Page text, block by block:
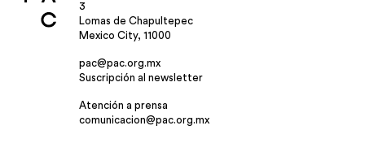
3
Lomas de Chapultepec
Mexico City, 11000
pac@pac.org.mx
Suscripción al newsletter
Atención a prensa
comunicacion@pac.org.mx